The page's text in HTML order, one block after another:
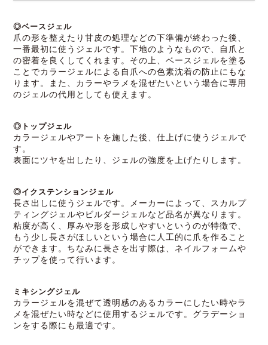
◎ベースジェル
爪の形を整えたり甘皮の処理などの下準備が終わった後、
一番最初に使うジェルです。下地のようなもので、自爪と
の密着を良くしてくれます。その上、ベースジェルを塗る
ことでカラージェルによる自爪への色素沈着の防止にもな
ります。また、カラーやラメを混ぜたいという場合に専用
のジェルの代用としても使えます。
◎トップジェル
カラージェルやアートを施した後、仕上げに使うジェルで
す。
表面にツヤを出したり、ジェルの強度を上げたりします。
◎イクステンションジェル
長さ出しに使うジェルです。メーカーによって、スカルプ
ティングジェルやビルダージェルなど品名が異なります。
粘度が高く、厚みや形を形成しやすいというのが特徴で、
もう少し長さがほしいという場合に人工的に爪を作ること
ができます。ちなみに長さを出す際は、ネイルフォームや
チップを使って行います。
ミキシングジェル
カラージェルを混ぜて透明感のあるカラーにしたい時やラ
メを混ぜたい時などに使用するジェルです。グラデーショ
ンをする際にも最適です。